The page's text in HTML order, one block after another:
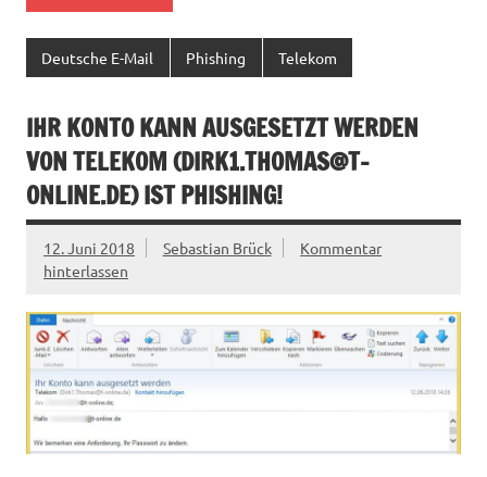
Deutsche E-Mail Phishing Telekom
IHR KONTO KANN AUSGESETZT WERDEN
VON TELEKOM (DIRK1.THOMAS@T-
ONLINE.DE) IST PHISHING!
12. Juni 2018 Sebastian Brück
Kommentar
hinterlassen